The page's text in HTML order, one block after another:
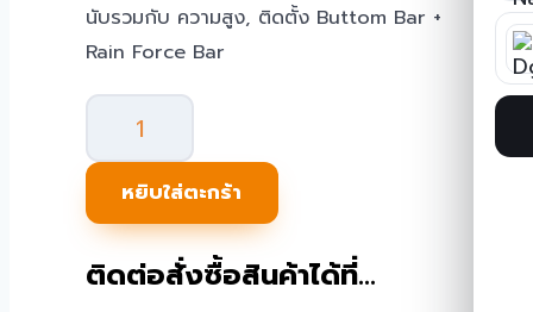
นับรวมกับ ความสูง, ติดตั้ง Buttom Bar +
Rain Force Bar
จำนวน
Fabric
ผ้าใบ
ประตู
ม้วน
หยิบใส่ตะกร้า
ติดต่อสั่งซื้อสินค้าได้ที่…